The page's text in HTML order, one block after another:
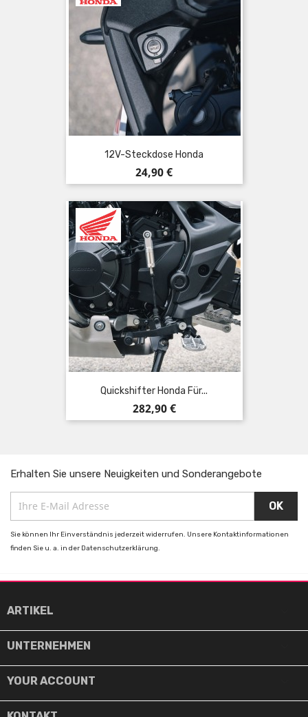
12V-Steckdose Honda
Preis
24,90 €
Quickshifter Honda Für...
Preis
282,90 €
Erhalten Sie unsere Neuigkeiten und Sonderangebote
Sie können Ihr Einverständnis jederzeit widerrufen. Unsere Kontaktinformationen
finden Sie u. a. in der Datenschutzerklärung.
ARTIKEL
UNTERNEHMEN
YOUR ACCOUNT